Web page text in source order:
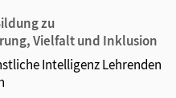
zu
Vielfalt und Inklusion
Intelligenz Lehrenden